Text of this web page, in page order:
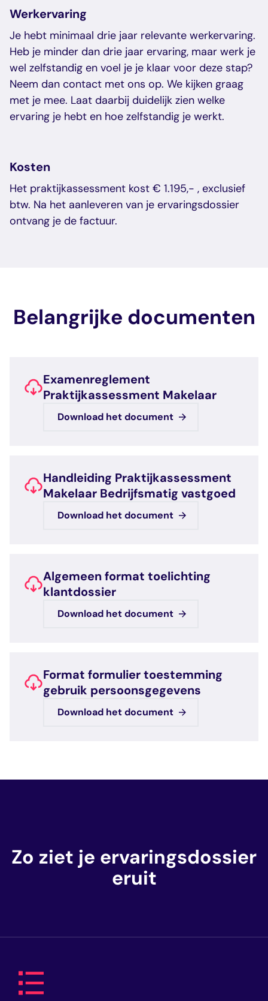
Werkervaring
Je hebt minimaal drie jaar relevante werkervaring.
Heb je minder dan drie jaar ervaring, maar werk je
wel zelfstandig en voel je je klaar voor deze stap?
Neem dan contact met ons op. We kijken graag
met je mee. Laat daarbij duidelijk zien welke
ervaring je hebt en hoe zelfstandig je werkt.
Kosten
Het praktijkassessment kost € 1.195,- , exclusief
btw. Na het aanleveren van je ervaringsdossier
ontvang je de factuur.
Belangrijke documenten
Examenreglement
Praktijkassessment Makelaar
Download het document
Handleiding Praktijkassessment
Makelaar Bedrijfsmatig vastgoed
Download het document
Algemeen format toelichting
klantdossier
Download het document
Format formulier toestemming
gebruik persoonsgegevens
Download het document
Zo ziet je ervaringsdossier
eruit